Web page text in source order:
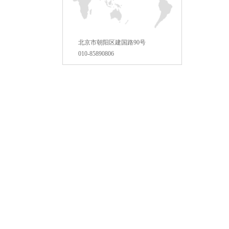
北京市朝阳区建国路90号
010-85890806